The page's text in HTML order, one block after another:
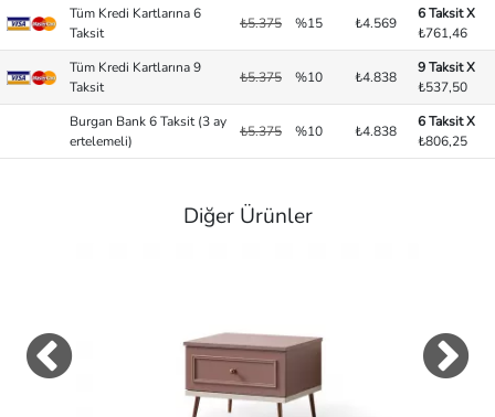
Tüm Kredi Kartlarına 6
Taksit
₺5.375 %15 ₺4.569
6 Taksit X
₺761,46
Tüm Kredi Kartlarına 9
Taksit
₺5.375 %10 ₺4.838
9 Taksit X
₺537,50
Burgan Bank 6 Taksit (3 ay
ertelemeli)
₺5.375 %10 ₺4.838
6 Taksit X
₺806,25
Diğer Ürünler